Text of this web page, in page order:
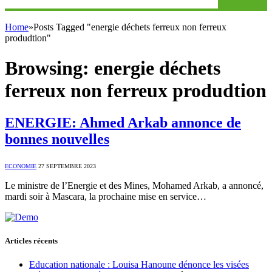
Home»Posts Tagged "energie déchets ferreux non ferreux
produdtion"
Browsing: energie déchets
ferreux non ferreux produdtion
ENERGIE: Ahmed Arkab annonce de
bonnes nouvelles
ECONOMIE 27 SEPTEMBRE 2023
Le ministre de l’Energie et des Mines, Mohamed Arkab, a annoncé,
mardi soir à Mascara, la prochaine mise en service…
Articles récents
Education nationale : Louisa Hanoune dénonce les visées